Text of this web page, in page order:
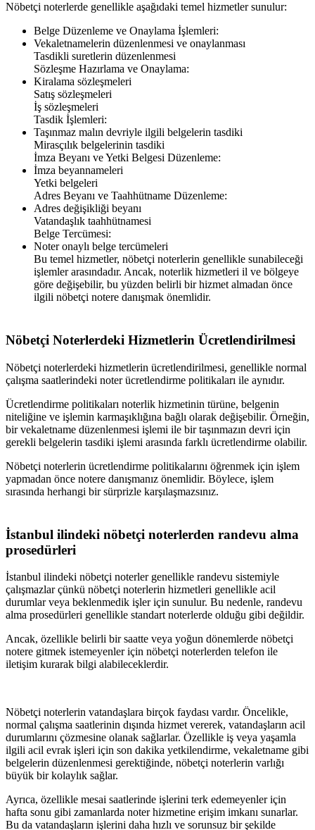
Nöbetçi noterlerde genellikle aşağıdaki temel hizmetler sunulur:
Belge Düzenleme ve Onaylama İşlemleri:
Vekaletnamelerin düzenlenmesi ve onaylanması
Tasdikli suretlerin düzenlenmesi
Sözleşme Hazırlama ve Onaylama:
Kiralama sözleşmeleri
Satış sözleşmeleri
İş sözleşmeleri
Tasdik İşlemleri:
Taşınmaz malın devriyle ilgili belgelerin tasdiki
Mirasçılık belgelerinin tasdiki
İmza Beyanı ve Yetki Belgesi Düzenleme:
İmza beyannameleri
Yetki belgeleri
Adres Beyanı ve Taahhütname Düzenleme:
Adres değişikliği beyanı
Vatandaşlık taahhütnamesi
Belge Tercümesi:
Noter onaylı belge tercümeleri
Bu temel hizmetler, nöbetçi noterlerin genellikle sunabileceği
işlemler arasındadır. Ancak, noterlik hizmetleri il ve bölgeye
göre değişebilir, bu yüzden belirli bir hizmet almadan önce
ilgili nöbetçi notere danışmak önemlidir.
Nöbetçi Noterlerdeki Hizmetlerin Ücretlendirilmesi
Nöbetçi noterlerdeki hizmetlerin ücretlendirilmesi, genellikle normal
çalışma saatlerindeki noter ücretlendirme politikaları ile aynıdır.
Ücretlendirme politikaları noterlik hizmetinin türüne, belgenin
niteliğine ve işlemin karmaşıklığına bağlı olarak değişebilir. Örneğin,
bir vekaletname düzenlenmesi işlemi ile bir taşınmazın devri için
gerekli belgelerin tasdiki işlemi arasında farklı ücretlendirme olabilir.
Nöbetçi noterlerin ücretlendirme politikalarını öğrenmek için işlem
yapmadan önce notere danışmanız önemlidir. Böylece, işlem
sırasında herhangi bir sürprizle karşılaşmazsınız.
İstanbul ilindeki nöbetçi noterlerden randevu alma
prosedürleri
İstanbul ilindeki nöbetçi noterler genellikle randevu sistemiyle
çalışmazlar çünkü nöbetçi noterlerin hizmetleri genellikle acil
durumlar veya beklenmedik işler için sunulur. Bu nedenle, randevu
alma prosedürleri genellikle standart noterlerde olduğu gibi değildir.
Ancak, özellikle belirli bir saatte veya yoğun dönemlerde nöbetçi
notere gitmek istemeyenler için nöbetçi noterlerden telefon ile
iletişim kurarak bilgi alabileceklerdir.
Nöbetçi noterlerin vatandaşlara birçok faydası vardır. Öncelikle,
normal çalışma saatlerinin dışında hizmet vererek, vatandaşların acil
durumlarını çözmesine olanak sağlarlar. Özellikle iş veya yaşamla
ilgili acil evrak işleri için son dakika yetkilendirme, vekaletname gibi
belgelerin düzenlenmesi gerektiğinde, nöbetçi noterlerin varlığı
büyük bir kolaylık sağlar.
Ayrıca, özellikle mesai saatlerinde işlerini terk edemeyenler için
hafta sonu gibi zamanlarda noter hizmetine erişim imkanı sunarlar.
Bu da vatandaşların işlerini daha hızlı ve sorunsuz bir şekilde